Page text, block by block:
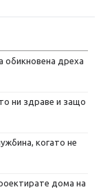
обикновена дреха
ни здраве и защо
когато не
дома на